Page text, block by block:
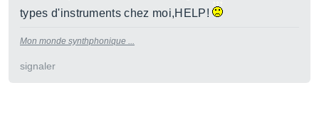
types d'instruments chez moi,HELP!
Mon monde synthphonique ...
signaler